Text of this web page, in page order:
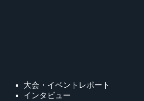
大会・イベントレポート
インタビュー